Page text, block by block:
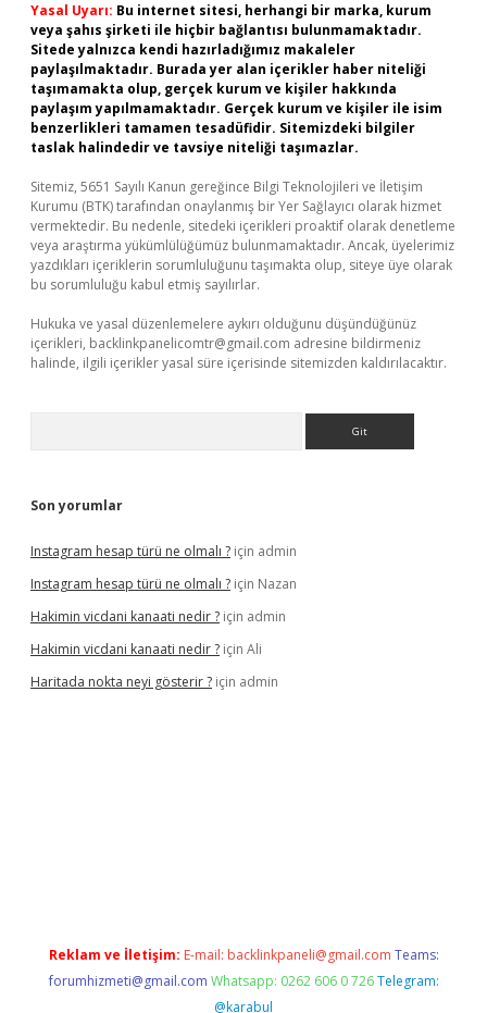
Yasal Uyarı: Bu internet sitesi, herhangi bir marka, kurum
veya şahıs şirketi ile hiçbir bağlantısı bulunmamaktadır.
Sitede yalnızca kendi hazırladığımız makaleler
paylaşılmaktadır. Burada yer alan içerikler haber niteliği
taşımamakta olup, gerçek kurum ve kişiler hakkında
paylaşım yapılmamaktadır. Gerçek kurum ve kişiler ile isim
benzerlikleri tamamen tesadüfidir. Sitemizdeki bilgiler
taslak halindedir ve tavsiye niteliği taşımazlar.
Sitemiz, 5651 Sayılı Kanun gereğince Bilgi Teknolojileri ve İletişim
Kurumu (BTK) tarafından onaylanmış bir Yer Sağlayıcı olarak hizmet
vermektedir. Bu nedenle, sitedeki içerikleri proaktif olarak denetleme
veya araştırma yükümlülüğümüz bulunmamaktadır. Ancak, üyelerimiz
yazdıkları içeriklerin sorumluluğunu taşımakta olup, siteye üye olarak
bu sorumluluğu kabul etmiş sayılırlar.
Hukuka ve yasal düzenlemelere aykırı olduğunu düşündüğünüz
içerikleri, backlinkpanelicomtr@gmail.com adresine bildirmeniz
halinde, ilgili içerikler yasal süre içerisinde sitemizden kaldırılacaktır.
Son yorumlar
Instagram hesap türü ne olmalı ? için admin
Instagram hesap türü ne olmalı ? için Nazan
Hakimin vicdani kanaati nedir ? için admin
Hakimin vicdani kanaati nedir ? için Ali
Haritada nokta neyi gösterir ? için admin
Reklam ve İletişim: E-mail: backlinkpaneli@gmail.com Teams:
forumhizmeti@gmail.com Whatsapp: 0262 606 0 726 Telegram:
@karabul